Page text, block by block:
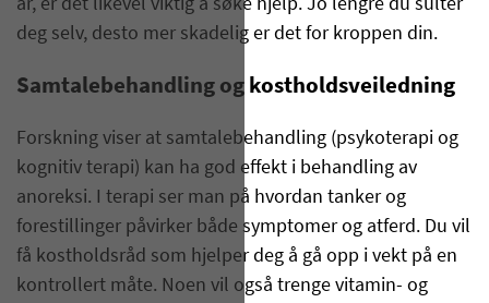
år, er det likevel viktig å søke hjelp. Jo lengre du sulter
deg selv, desto mer skadelig er det for kroppen din.
Samtalebehandling og kostholdsveiledning
Forskning viser at samtalebehandling (psykoterapi og
kognitiv terapi) kan ha god effekt i behandling av
anoreksi. I terapi ser man på hvordan tanker og
forestillinger påvirker både symptomer og atferd. Du vil
få kostholdsråd som hjelper deg å gå opp i vekt på en
kontrollert måte. Noen vil også trenge vitamin- og